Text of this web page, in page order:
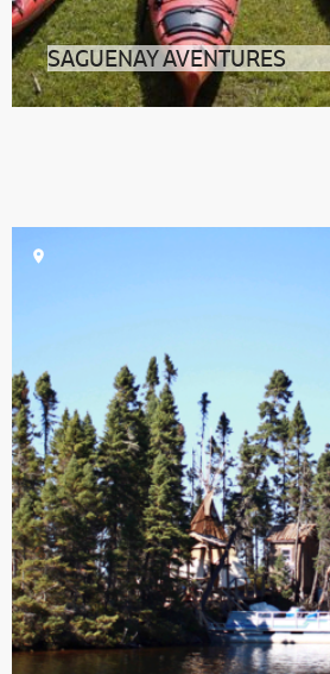
SAGUENAY AVENTURES